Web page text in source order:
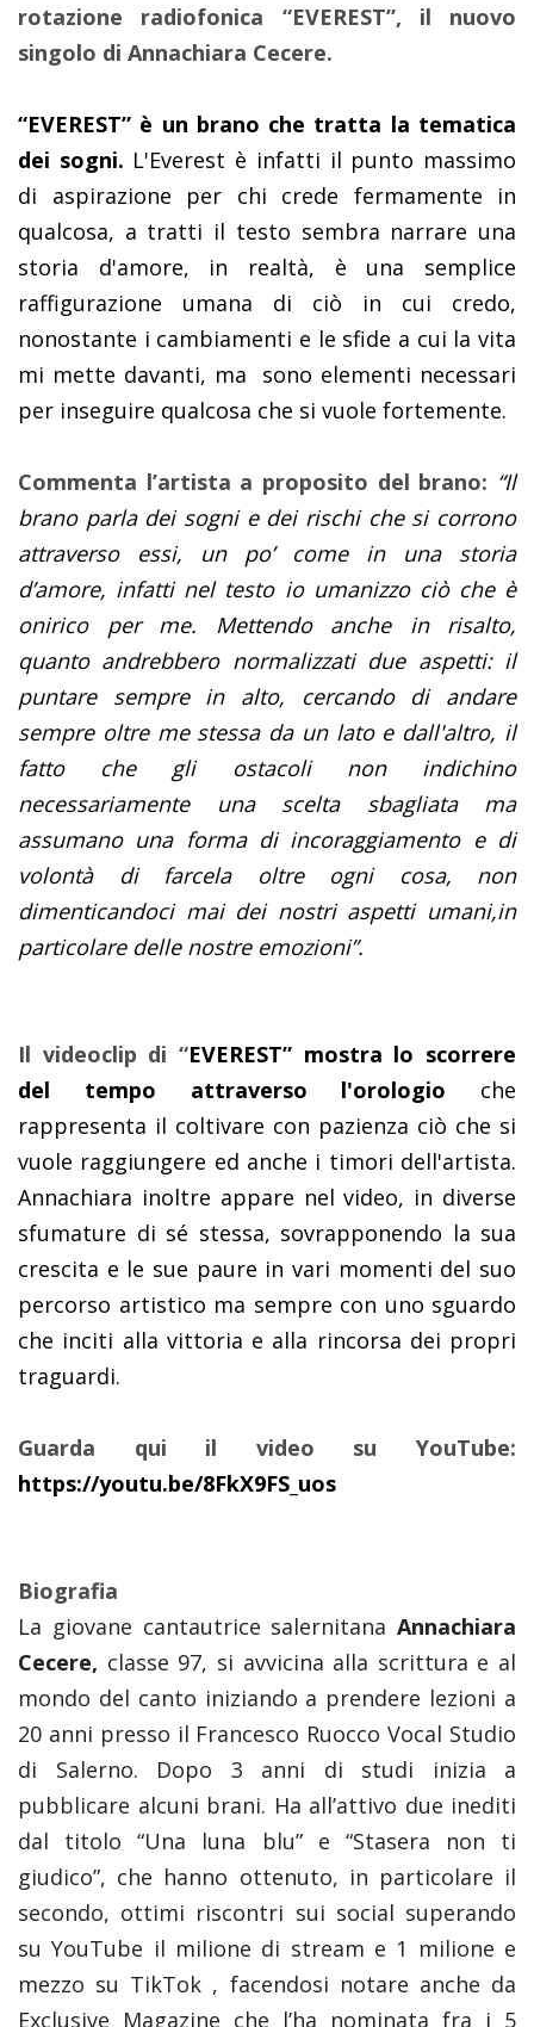
rotazione radiofonica “EVEREST”, il nuovo
singolo di Annachiara Cecere.
“EVEREST” è un brano che tratta la tematica
dei sogni. L'Everest è infatti il punto massimo
di aspirazione per chi crede fermamente in
qualcosa, a tratti il testo sembra narrare una
storia d'amore, in realtà, è una semplice
raffigurazione umana di ciò in cui credo,
nonostante i cambiamenti e le sfide a cui la vita
mi mette davanti, ma
sono elementi necessari
per inseguire qualcosa che si vuole fortemente.
Commenta l’artista a proposito del brano: “Il
brano parla dei sogni e dei rischi che si corrono
attraverso essi, un po’ come in una storia
d’amore, infatti nel testo io umanizzo ciò che è
onirico per me. Mettendo anche in risalto,
quanto andrebbero normalizzati due aspetti: il
puntare sempre in alto, cercando di andare
sempre oltre me stessa da un lato e dall'altro, il
fatto che gli ostacoli non indichino
necessariamente una scelta sbagliata ma
assumano una forma di incoraggiamento e di
volontà di farcela oltre ogni cosa, non
dimenticandoci mai dei nostri aspetti umani,in
particolare delle nostre emozioni”.
Il videoclip di “EVEREST” mostra lo scorrere
del tempo attraverso l'orologio che
rappresenta il coltivare con pazienza ciò che si
vuole raggiungere ed anche i timori dell'artista.
Annachiara inoltre appare nel video, in diverse
sfumature di sé stessa, sovrapponendo la sua
crescita e le sue paure in vari momenti del suo
percorso artistico ma sempre con uno sguardo
che inciti alla vittoria e alla rincorsa dei propri
traguardi.
Guarda qui il video su YouTube:
https://youtu.be/8FkX9FS_uos
Biografia
La giovane cantautrice salernitana Annachiara
Cecere, classe 97, si avvicina alla scrittura e al
mondo del canto iniziando a prendere lezioni a
20 anni presso il Francesco Ruocco Vocal Studio
di Salerno. Dopo 3 anni di studi inizia a
pubblicare alcuni brani. Ha all’attivo due inediti
dal titolo “Una luna blu” e “Stasera non ti
giudico”, che hanno ottenuto, in particolare il
secondo, ottimi riscontri sui social superando
su YouTube il milione di stream e 1 milione e
mezzo su TikTok , facendosi notare anche da
Exclusive Magazine che l’ha nominata fra i 5